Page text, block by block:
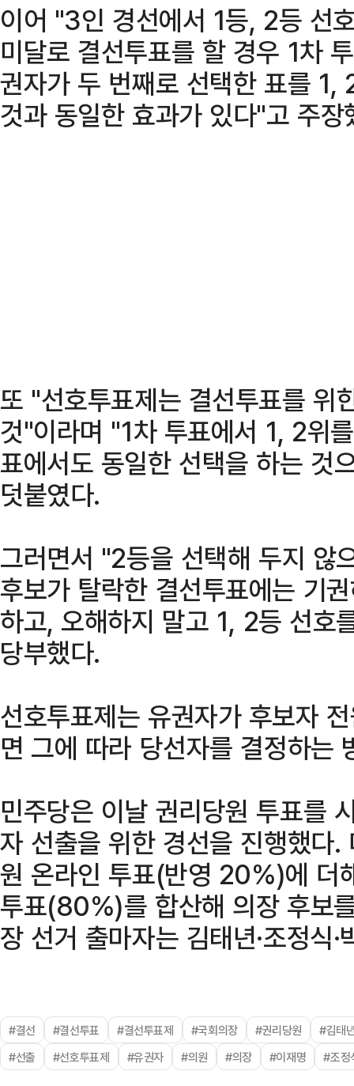
이어 "3인 경선에서 1등, 2등 선
미달로 결선투표를 할 경우 1차
권자가 두 번째로 선택한 표를 1,
것과 동일한 효과가 있다"고 주장
또 "선호투표제는 결선투표를 위
것"이라며 "1차 투표에서 1, 2위
표에서도 동일한 선택을 하는 것
덧붙였다.
그러면서 "2등을 선택해 두지 않
후보가 탈락한 결선투표에는 기
하고, 오해하지 말고 1, 2등 선호
당부했다.
선호투표제는 유권자가 후보자
면 그에 따라 당선자를 결정하는
민주당은 이날 권리당원 투표를
자 선출을 위한 경선을 진행했다
원 온라인 투표(반영 20%)에 더
투표(80%)를 합산해 의장 후보
장 선거 출마자는 김태년·조정식
#결선 #결선투표 #결선투표제 #국회의장 #권리당원
#김태
#선출
#선호투표제 #유권자 #의원 #의장 #이재명 #조정